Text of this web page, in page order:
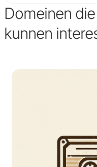
Domeinen
kunnen